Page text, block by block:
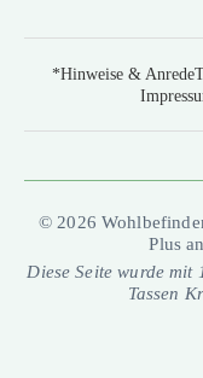
*Hinweise & Anrede
© 2026
Plus
Diese Seite wurde mit
Tassen